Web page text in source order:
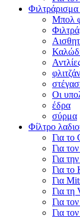
Μπολ
Οι
έδρα
σύρμα
Φίλτρο
Για το
Για
Για
Για το
Για
Για τη
Για
Για